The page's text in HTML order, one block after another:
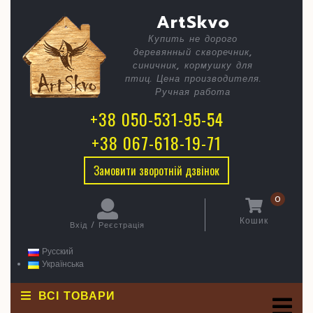
ArtSkvoМрії
про
море
Купить не дорого
деревянный скворечник,
синичник, кормушку для
птиц. Цена производителя.
Ручная работа
+38 050-531-95-54
+38 067-618-19-71
Замовити зворотній дзвінок
Вхід / Реєстрація
Кошик
0
Русский
Українська
ВСІ ТОВАРИ